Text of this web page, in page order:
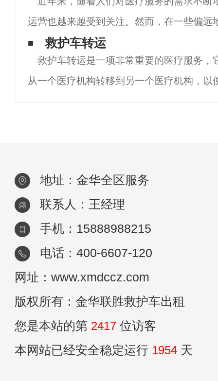
文章中，我们将探讨金华120救护车出租的
运营也越来越受到关注。然而，在一些偏远
车数量不足，或者救护车设备不够先进，导
得到救助。为了解决这一问题，一些救护车
救护车转运
救护车转运是一项非常重要的医疗服务，
从一个医疗机构转移到另一个医疗机构，以
疗和护理。这种服务通常由专业的医疗机构
地址：金华全区服务
联系人：王经理
手机：15888988215
电话：400-6607-120
网址：www.xmdccz.com
版权所有：金华联胜救护车出租
您是本站的第 2417 位访客
本网站已经安全稳定运行 1954 天